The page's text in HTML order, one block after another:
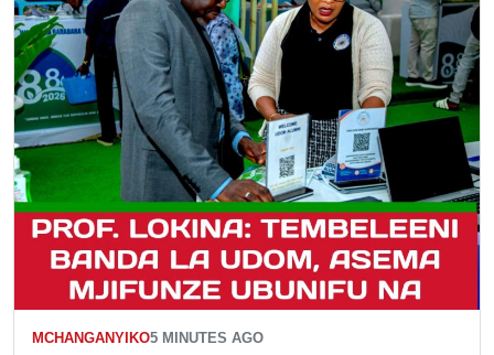
MCHANGANYIKO5 MINUTES AGO